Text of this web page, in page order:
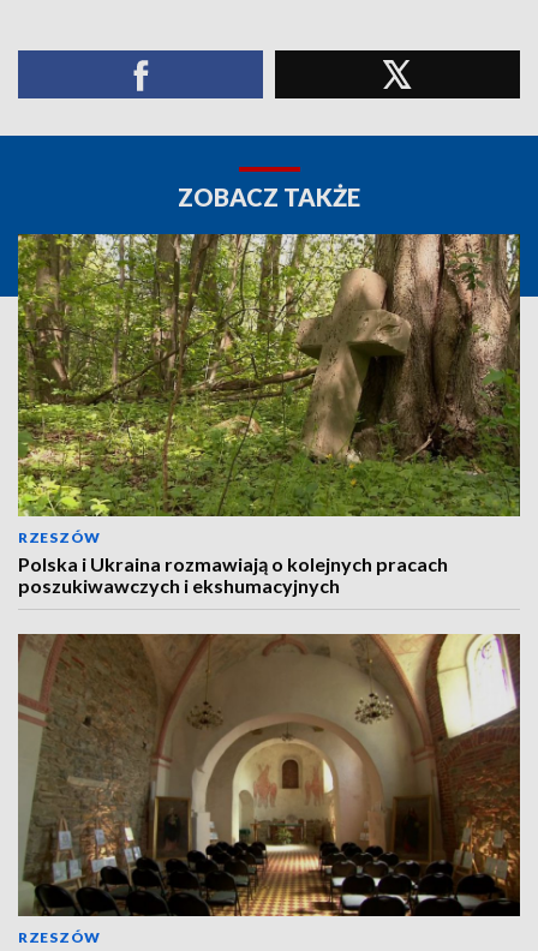
ZOBACZ TAKŻE
RZESZÓW
Polska i Ukraina rozmawiają o kolejnych pracach
poszukiwawczych i ekshumacyjnych
RZESZÓW